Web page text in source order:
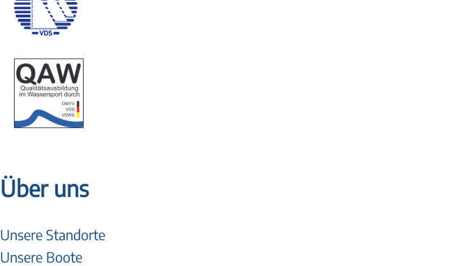
Über uns
Unsere Standorte
Unsere Boote